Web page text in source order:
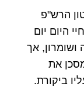
הרש"פ
היום יום
ושומרון, אך
את
ביקורת.